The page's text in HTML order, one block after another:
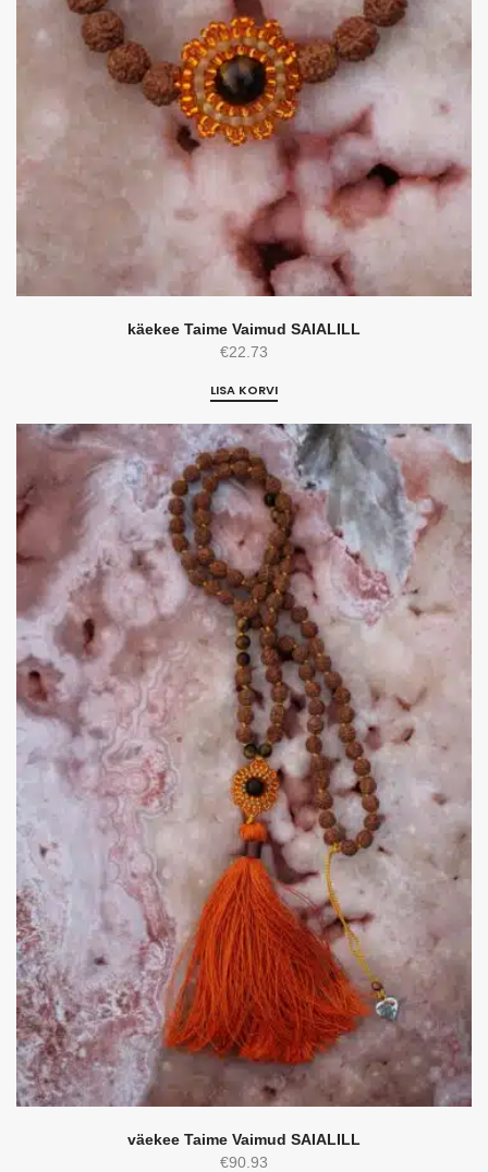
käekee Taime Vaimud SAIALILL
€22.73
LISA KORVI
väekee Taime Vaimud SAIALILL
€90.93